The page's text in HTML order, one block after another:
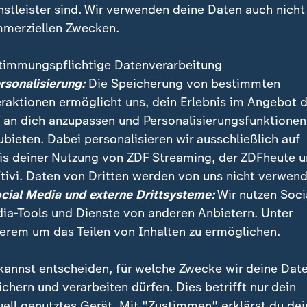
Daniel Hinz ist seit 13 Jahren beim Filmfestival
und den Kampf ums beste Bild erlebt,
sind. Wir verwenden deine Daten auch nicht
Zwecken.
Datenverarbeitung
Die Speicherung von bestimmten
ermöglicht uns, dein Erlebnis im Angebot
an dich anzupassen und Personalisierungsfunktionen
Dabei personalisieren wir ausschließlich auf
deiner Nutzung von ZDF Streaming, der ZDFheute
Daten von Dritten werden von uns nicht
Media und externe Drittsysteme:Wir nutzen
Tools und Dienste von anderen Anbietern. Unter
um das Teilen von Inhalten zu ermöglichen.
entscheiden, für welche Zwecke wir deine
und verarbeiten dürfen. Dies betrifft nur dein